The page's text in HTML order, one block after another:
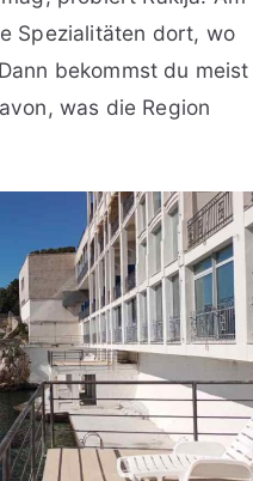
Spezialitäten dort, wo
bekommst du meist
was die Region